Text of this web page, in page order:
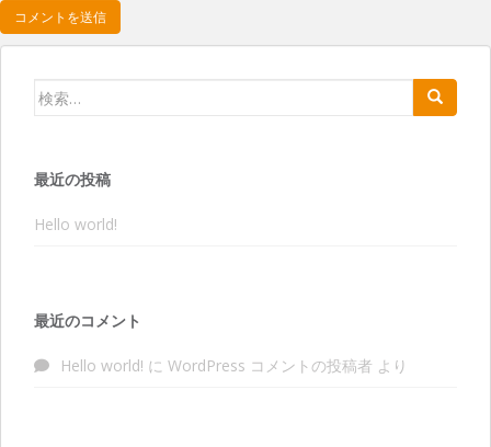
最近の投稿
Hello world!
最近のコメント
Hello world! に WordPress コメントの投稿者 より